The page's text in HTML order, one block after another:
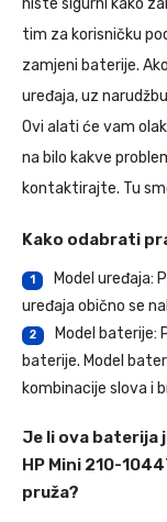
niste sigurni kako
tim za korisničku
zamjeni baterije.
uređaja, uz
Ovi alati će vam
na bilo kakve
kontaktirajte. Tu
Kako odabrati
1
Model uređaja:
uređaja obično se
2
Model baterije:
baterije. Model
kombinacije slova i
Je li ova baterija
HP Mini 210-
pruža?